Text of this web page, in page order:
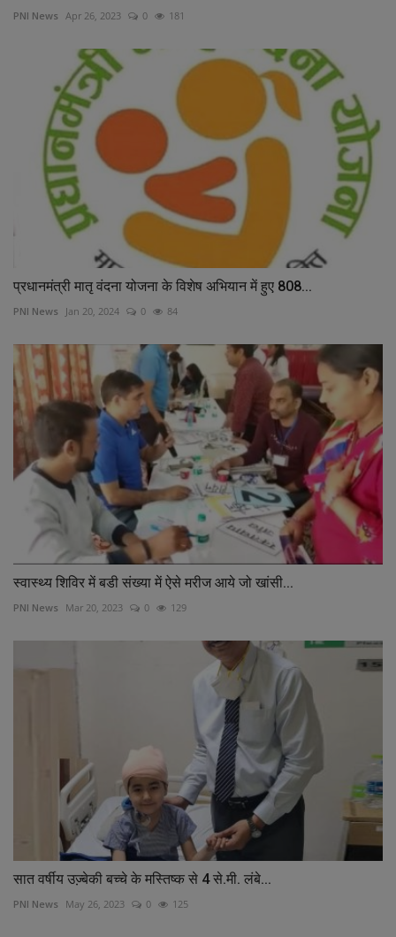
PNI News Apr 26, 2023 0 181
प्रधानमंत्री मातृ वंदना योजना के विशेष अभियान में हुए 808...
PNI News Jan 20, 2024 0 84
स्वास्थ्य शिविर में बडी संख्या में ऐसे मरीज आये जो खांसी...
PNI News Mar 20, 2023 0 129
सात वर्षीय उज्‍़बेकी बच्‍चे के मस्तिष्‍क से 4 से.मी. लंबे...
PNI News May 26, 2023 0 125